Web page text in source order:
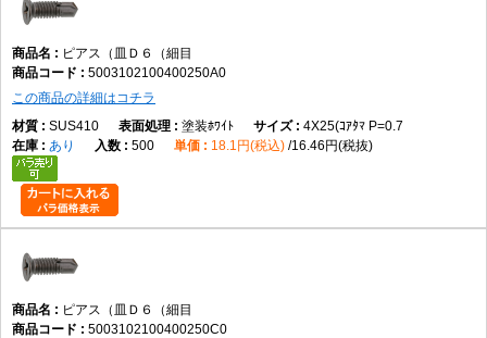
ピアス（皿Ｄ６（細目
5003102100400250A0
この商品の詳細はコチラ
SUS410
塗装ﾎﾜｲﾄ
4X25(ｺｱﾀﾏ P=0.7
あり
500 18.1円(税込) 16.46円(税抜)
ピアス（皿Ｄ６（細目
5003102100400250C0